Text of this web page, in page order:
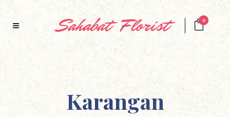
0
Karangan